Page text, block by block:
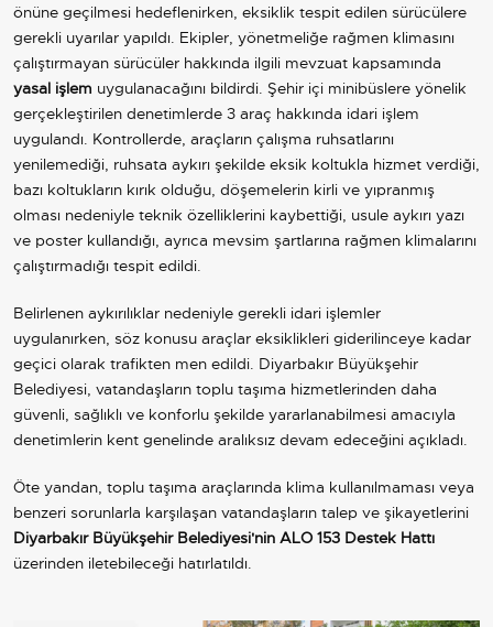
önüne geçilmesi hedeflenirken, eksiklik tespit edilen sürücülere
gerekli uyarılar yapıldı. Ekipler, yönetmeliğe rağmen klimasını
çalıştırmayan sürücüler hakkında ilgili mevzuat kapsamında
yasal işlem uygulanacağını bildirdi. Şehir içi minibüslere yönelik
gerçekleştirilen denetimlerde 3 araç hakkında idari işlem
uygulandı. Kontrollerde, araçların çalışma ruhsatlarını
yenilemediği, ruhsata aykırı şekilde eksik koltukla hizmet verdiği,
bazı koltukların kırık olduğu, döşemelerin kirli ve yıpranmış
olması nedeniyle teknik özelliklerini kaybettiği, usule aykırı yazı
ve poster kullandığı, ayrıca mevsim şartlarına rağmen klimalarını
çalıştırmadığı tespit edildi.
Belirlenen aykırılıklar nedeniyle gerekli idari işlemler
uygulanırken, söz konusu araçlar eksiklikleri giderilinceye kadar
geçici olarak trafikten men edildi. Diyarbakır Büyükşehir
Belediyesi, vatandaşların toplu taşıma hizmetlerinden daha
güvenli, sağlıklı ve konforlu şekilde yararlanabilmesi amacıyla
denetimlerin kent genelinde aralıksız devam edeceğini açıkladı.
Öte yandan, toplu taşıma araçlarında klima kullanılmaması veya
benzeri sorunlarla karşılaşan vatandaşların talep ve şikayetlerini
Diyarbakır Büyükşehir Belediyesi'nin ALO 153 Destek Hattı
üzerinden iletebileceği hatırlatıldı.